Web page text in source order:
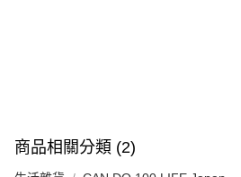
商品相關分類 (2)